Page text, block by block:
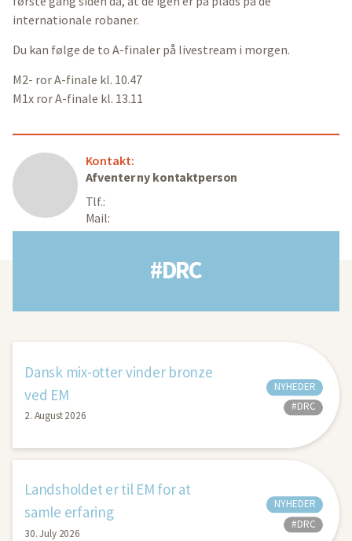
internationale robaner.
Du kan følge de to A-finaler på livestream i morgen.
M2- ror A-finale kl. 10.47
M1x ror A-finale kl. 13.11
Kontakt:
Afventer ny kontaktperson
Tlf.:
Mail:
#DRC
Dansk mix-otter vinder bronze
ved EM
2. August 2026
NYHEDER
#DRC
Landsholdet er til EM for at
samle erfaring
30. July 2026
NYHEDER
#DRC